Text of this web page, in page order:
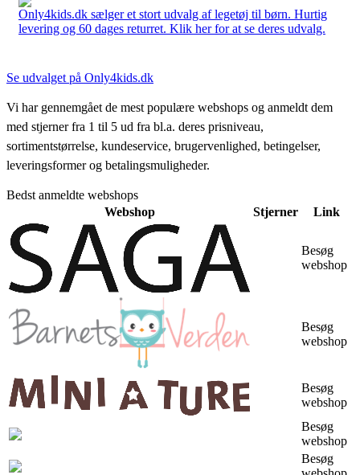
Only4kids.dk sælger et stort udvalg af legetøj til børn. Hurtig
levering og 60 dages returret. Klik her for at se deres udvalg.
Se udvalget på Only4kids.dk
Vi har gennemgået de mest populære webshops og anmeldt dem
med stjerner fra 1 til 5 ud fra bl.a. deres prisniveau,
sortimentstørrelse, kundeservice, brugervenlighed, betingelser,
leveringsformer og betalingsmuligheder.
Bedst anmeldte webshops
Webshop
Stjerner Link
Besøg
webshop
Besøg
webshop
Besøg
webshop
Besøg
webshop
Besøg